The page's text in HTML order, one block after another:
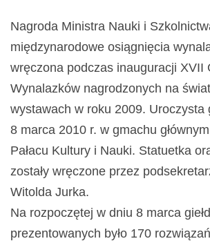
Nagroda Ministra Nauki i
międzynarodowe osiągnięcia
wręczona podczas inauguracji XVII
Wynalazków nagrodzonych na
wystawach w roku 2009. Uroczysta
8 marca 2010 r. w gmachu
Pałacu Kultury i Nauki. Statuetka
zostały wręczone przez
Witolda Jurka.
Na rozpoczętej w dniu 8 marca
prezentowanych było 170